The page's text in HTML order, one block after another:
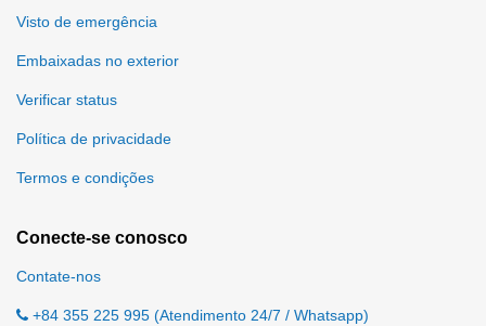
Visto de emergência
Embaixadas no exterior
Verificar status
Política de privacidade
Termos e condições
Conecte-se conosco
Contate-nos
+84 355 225 995 (Atendimento 24/7 / Whatsapp)